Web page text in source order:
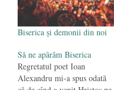
Biserica şi demonii din noi
Să ne apărăm Biserica
Regretatul poet Ioan
Alexandru mi-a spus odată